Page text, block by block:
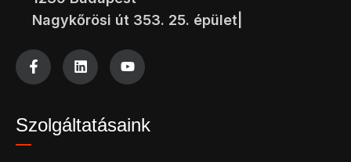
Nagykőrösi út 353. 25. épület|
Szolgáltatásaink